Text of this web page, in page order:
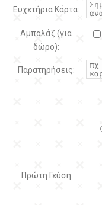
Ευχετήρια Κάρτα:
Αμπαλάζ (για
δώρο):
Παρατηρήσεις:
Πρώτη Γεύση